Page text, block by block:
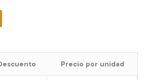
Precio por unidad